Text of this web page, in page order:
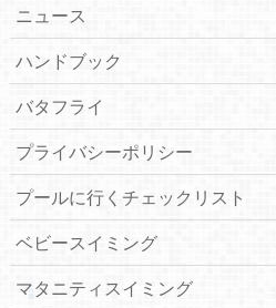
ニュース
ハンドブック
バタフライ
プライバシーポリシー
プールに行くチェックリスト
ベビースイミング
マタニティスイミング